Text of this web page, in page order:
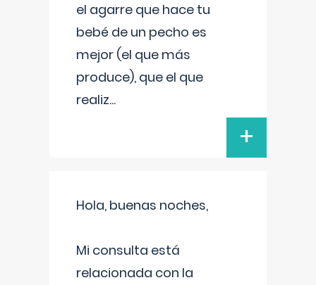
el agarre que hace tu
bebé de un pecho es
mejor (el que más
produce), que el que
realiz...
+
Hola, buenas noches,
Mi consulta está
relacionada con la